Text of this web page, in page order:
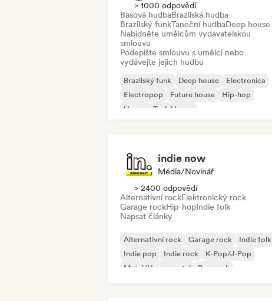
> 1000 odpovědí
Basová hudbaBrazilská hudba
Brazilský funkTaneční hudbaDeep house
Nabídněte umělcům vydavatelskou
smlouvu
Podepište smlouvu s umělci nebo
vydávejte jejich hudbu
Brazilský funk Deep house
Electronica
Electropop
Future house
Hip-hop
House
Tech House
indie now
Média/novinář
> 2400 odpovědí
Alternativní rockElektronický rock
Garage rockHip-hopIndie folk
Napsat články
Alternativní rock Garage rock
Indie folk
Indie pop
Indie rock
K-Pop/J-Pop
Metal/Heavy metal
Pop rock